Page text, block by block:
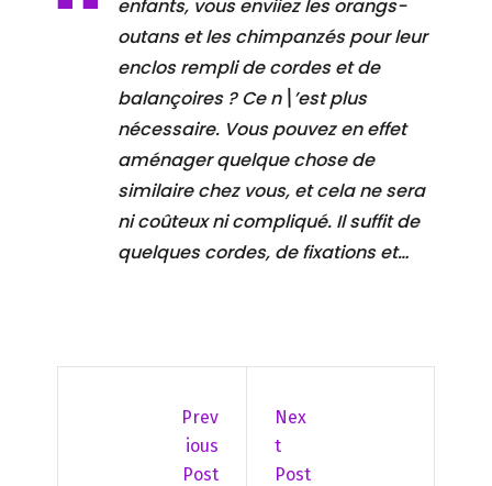
enfants, vous enviiez les orangs-
outans et les chimpanzés pour leur
enclos rempli de cordes et de
balançoires ? Ce n\’est plus
nécessaire. Vous pouvez en effet
aménager quelque chose de
similaire chez vous, et cela ne sera
ni coûteux ni compliqué. Il suffit de
quelques cordes, de fixations et…
Prev
Ious
Post
Nex
T
Post